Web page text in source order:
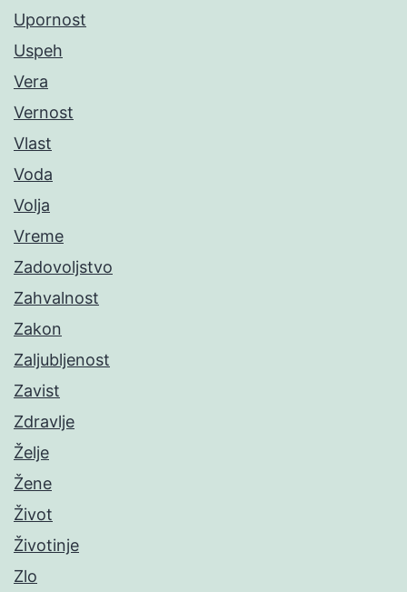
Upornost
Uspeh
Vera
Vernost
Vlast
Voda
Volja
Vreme
Zadovoljstvo
Zahvalnost
Zakon
Zaljubljenost
Zavist
Zdravlje
Želje
Žene
Život
Životinje
Zlo